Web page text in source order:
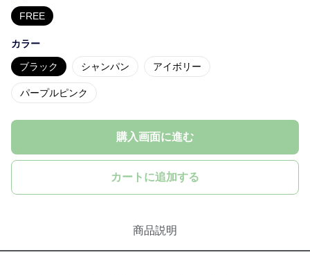
FREE
カラー
ブラック シャンパン アイボリー
パープルピンク
購入画面に進む
カートに追加する
商品説明